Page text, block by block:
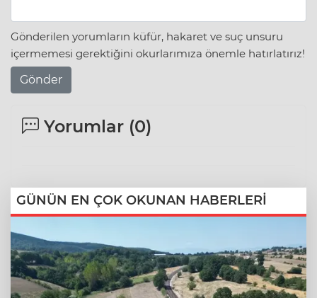
Gönderilen yorumların küfür, hakaret ve suç unsuru
içermemesi gerektiğini okurlarımıza önemle hatırlatırız!
Gönder
Yorumlar (0)
GÜNÜN EN ÇOK OKUNAN HABERLERİ